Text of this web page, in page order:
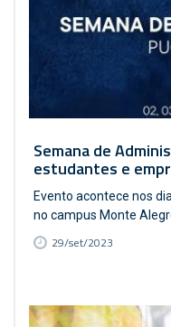
Semana de
estudantes e
Evento acontece nos
no campus Monte
29/set/2023